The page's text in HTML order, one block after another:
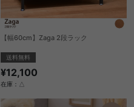
【幅60cm】Zaga 2段ラック
送料無料
¥12,100
在庫：△